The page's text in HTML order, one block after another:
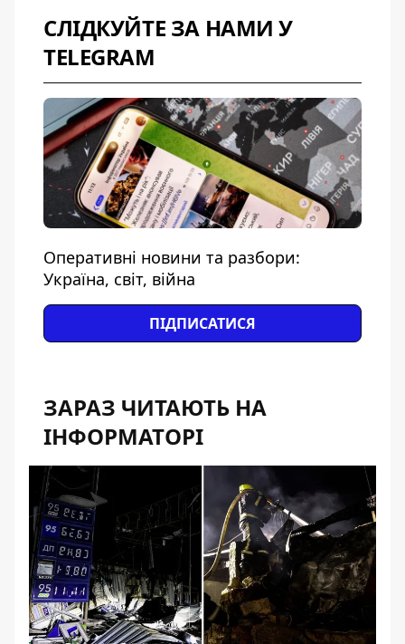
СЛІДКУЙТЕ ЗА НАМИ У
TELEGRAM
Оперативні новини та разбори:
Україна, світ, війна
ПІДПИСАТИСЯ
ЗАРАЗ ЧИТАЮТЬ НА
ІНФОРМАТОРІ